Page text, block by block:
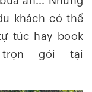
khách có thể
túc hay book
gói tại